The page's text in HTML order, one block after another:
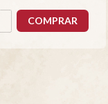
COMPRAR